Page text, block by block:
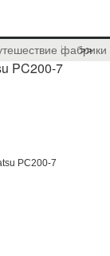
фабрики
>>
PC200-7